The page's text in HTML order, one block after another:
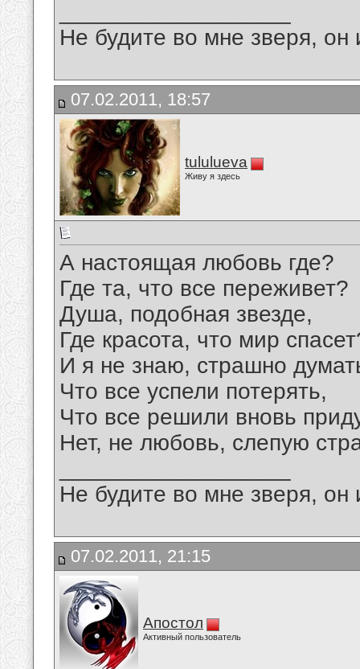
Не будите во мне зверя, он
07.02.2011, 18:57
tululueva
Живу я здесь
А настоящая любовь где?
Где та, что все переживет?
Душа, подобная звезде,
Где красота, что мир
И я не знаю, страшно
Что все успели потерять,
Что все решили вновь
Нет, не любовь, слепую
Не будите во мне зверя, он
07.02.2011, 21:15
Апостол
Активный пользователь